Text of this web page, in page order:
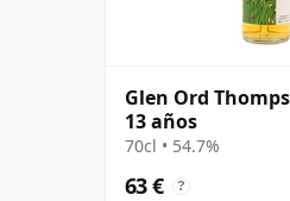
Glen Ord
13 años
70cl • 54.7%
63 € ?